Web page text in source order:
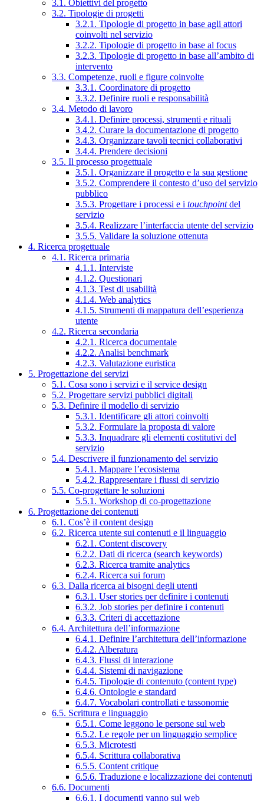
3.1. Obiettivi del progetto
3.2. Tipologie di progetti
3.2.1. Tipologie di progetto in base agli attori
coinvolti nel servizio
3.2.2. Tipologie di progetto in base al focus
3.2.3. Tipologie di progetto in base all’ambito di
intervento
3.3. Competenze, ruoli e figure coinvolte
3.3.1. Coordinatore di progetto
3.3.2. Definire ruoli e responsabilità
3.4. Metodo di lavoro
3.4.1. Definire processi, strumenti e rituali
3.4.2. Curare la documentazione di progetto
3.4.3. Organizzare tavoli tecnici collaborativi
3.4.4. Prendere decisioni
3.5. Il processo progettuale
3.5.1. Organizzare il progetto e la sua gestione
3.5.2. Comprendere il contesto d’uso del servizio
pubblico
3.5.3. Progettare i processi e i touchpointdel
servizio
3.5.4. Realizzare l’interfaccia utente del servizio
3.5.5. Validare la soluzione ottenuta
4. Ricerca progettuale
4.1. Ricerca primaria
4.1.1. Interviste
4.1.2. Questionari
4.1.3. Test di usabilità
4.1.4. Web analytics
4.1.5. Strumenti di mappatura dell’esperienza
utente
4.2. Ricerca secondaria
4.2.1. Ricerca documentale
4.2.2. Analisi benchmark
4.2.3. Valutazione euristica
5. Progettazione dei servizi
5.1. Cosa sono i servizi e il service design
5.2. Progettare servizi pubblici digitali
5.3. Definire il modello di servizio
5.3.1. Identificare gli attori coinvolti
5.3.2. Formulare la proposta di valore
5.3.3. Inquadrare gli elementi costitutivi del
servizio
5.4. Descrivere il funzionamento del servizio
5.4.1. Mappare l’ecosistema
5.4.2. Rappresentare i flussi di servizio
5.5. Co-progettare le soluzioni
5.5.1. Workshop di co-progettazione
6. Progettazione dei contenuti
6.1. Cos’è il content design
6.2. Ricerca utente sui contenuti e il linguaggio
6.2.1. Content discovery
6.2.2. Dati di ricerca (search keywords)
6.2.3. Ricerca tramite analytics
6.2.4. Ricerca sui forum
6.3. Dalla ricerca ai bisogni degli utenti
6.3.1. User stories per definire i contenuti
6.3.2. Job stories per definire i contenuti
6.3.3. Criteri di accettazione
6.4. Architettura dell’informazione
6.4.1. Definire l’architettura dell’informazione
6.4.2. Alberatura
6.4.3. Flussi di interazione
6.4.4. Sistemi di navigazione
6.4.5. Tipologie di contenuto (content type)
6.4.6. Ontologie e standard
6.4.7. Vocabolari controllati e tassonomie
6.5. Scrittura e linguaggio
6.5.1. Come leggono le persone sul web
6.5.2. Le regole per un linguaggio semplice
6.5.3. Microtesti
6.5.4. Scrittura collaborativa
6.5.5. Content critique
6.5.6. Traduzione e localizzazione dei contenuti
6.6. Documenti
6.6.1. I documenti vanno sul web